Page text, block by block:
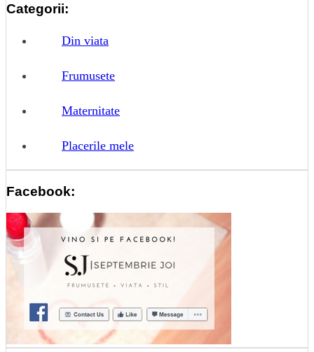
Categorii:
Din viata
Frumusete
Maternitate
Placerile mele
Facebook: